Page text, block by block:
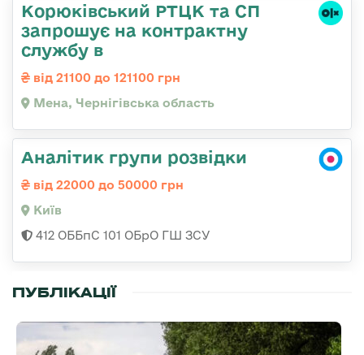
Корюківський РТЦК та СП
запрошує на контрактну
службу в
від 21100 до 121100 грн
Мена, Чернігівська область
Аналітик групи розвідки
від 22000 до 50000 грн
Київ
412 ОББпС 101 ОБрО ГШ ЗСУ
ПУБЛІКАЦІЇ